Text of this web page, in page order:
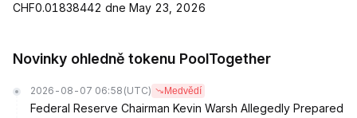
CHF0.01838442 dne May 23, 2026
Novinky ohledně tokenu PoolTogether
2026-08-07 06:58 (UTC) Medvědí
Federal Reserve Chairman Kevin Warsh Allegedly Prepared